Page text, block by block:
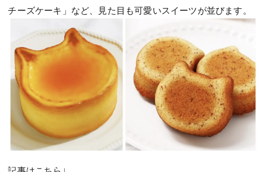
チーズケーキ」など、見た目も可愛いスイーツが並びます。